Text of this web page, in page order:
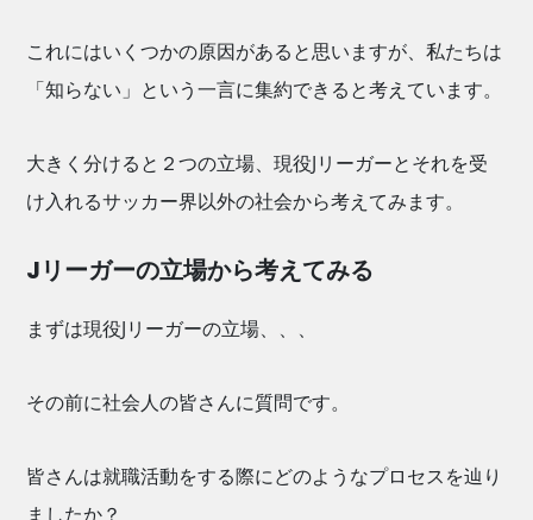
これにはいくつかの原因があると思いますが、私たちは
「知らない」という一言に集約できると考えています。
大きく分けると２つの立場、現役Jリーガーとそれを受
け入れるサッカー界以外の社会から考えてみます。
Jリーガーの立場から考えてみる
まずは現役Jリーガーの立場、、、
その前に社会人の皆さんに質問です。
皆さんは就職活動をする際にどのようなプロセスを辿り
ましたか？